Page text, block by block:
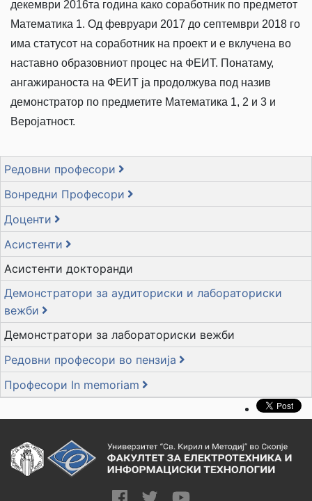
декември 2016та година како соработник по предметот
Математика 1. Од февруари 2017 до септември 2018 го
има статусот на соработник на проект и е вклучена во
наставно образовниот процес на ФЕИТ. Понатаму,
ангажираноста на ФЕИТ ја продолжува под назив
демонстратор по предметите Математика 1, 2 и 3 и
Веројатност.
Редовни професори
Вонредни Професори
Доценти
Асистенти
Асистенти докторанди
Демонстратори за аудиториски и лабораториски
вежби
Демонстратори за лабораториски вежби
Редовни професори во пензија
Професори In memoriam